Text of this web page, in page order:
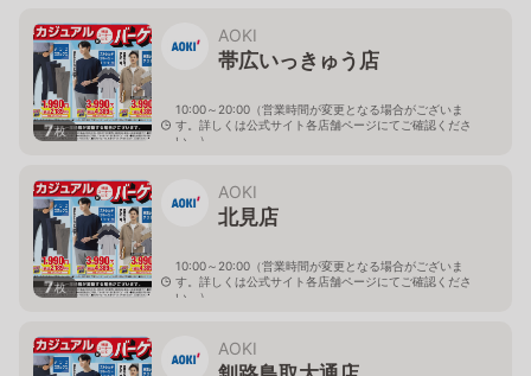
7枚
AOKI
帯広いっきゅう店
10:00～20:00（営業時間が変更となる場合がございま
す。詳しくは公式サイト各店舗ページにてご確認くださ
い。）
7枚
AOKI
北見店
10:00～20:00（営業時間が変更となる場合がございま
す。詳しくは公式サイト各店舗ページにてご確認くださ
い。）
AOKI